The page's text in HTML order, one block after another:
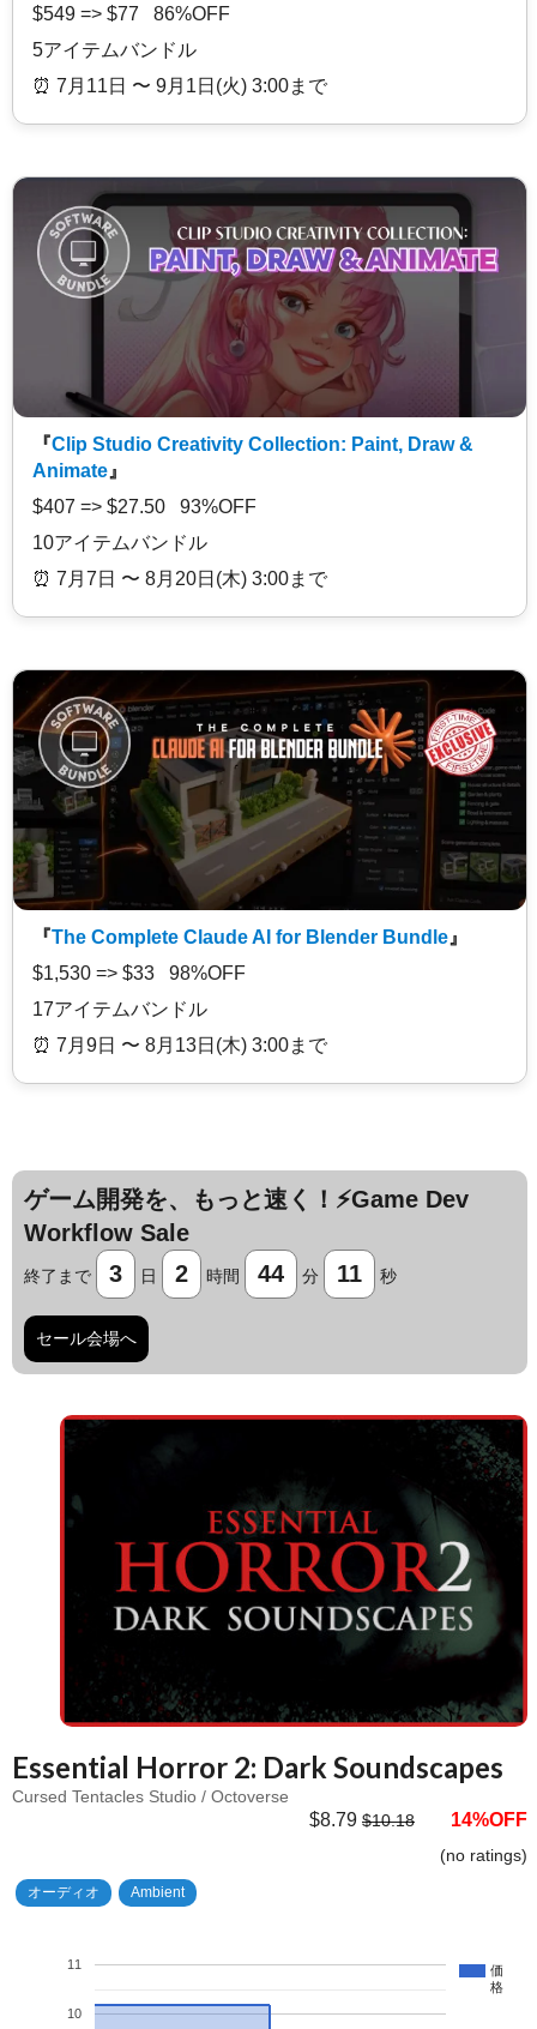
$549 => $77 86%OFF
5アイテムバンドル
⏰️ 7月11日 〜 9月1日(火) 3:00まで
『Clip Studio Creativity Collection: Paint, Draw &
Animate 』
$407 => $27.50 93%OFF
10アイテムバンドル
⏰️ 7月7日 〜 8月20日(木) 3:00まで
『The Complete Claude AI for Blender Bundle 』
$1,530 => $33 98%OFF
17アイテムバンドル
⏰️ 7月9日 〜 8月13日(木) 3:00まで
ゲーム開発を、もっと速く！⚡️Game Dev
Workflow Sale
終了まで 3 日 2 時間 44 分 10 秒
セール会場へ
Essential Horror 2: Dark Soundscapes
Cursed Tentacles Studio / Octoverse
$8.79 $10.18 14%OFF
(no ratings)
オーディオ Ambient
価
格
10
11